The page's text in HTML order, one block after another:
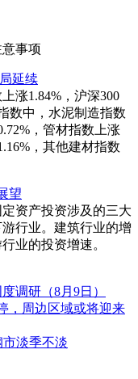
事项
延续
涨1.84%，沪深300
数中，水泥制造指数
，管材指数上涨
，其他建材指数
望
资产投资涉及的三大
行业。建筑行业的增
业的投资增速。
调研（8月9日）
，周边区域或将迎来
市淡季不淡